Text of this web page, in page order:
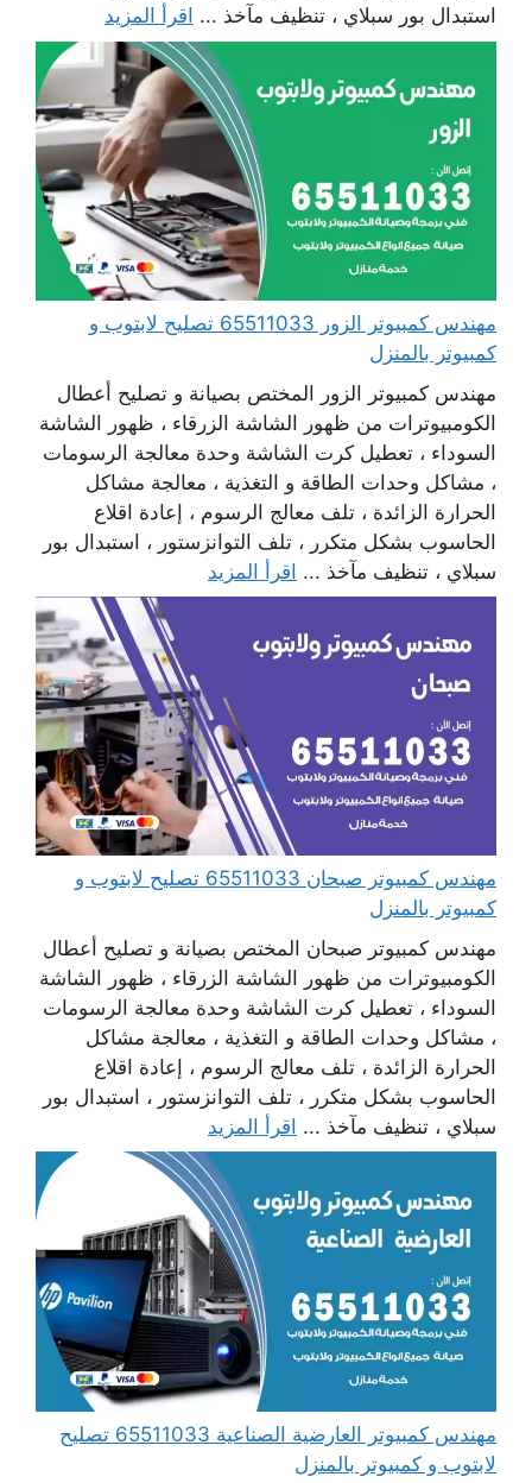
استبدال بور سبلاي ، تنظيف مآخذ ... اقرأ المزيد
مهندس كمبيوتر الزور 65511033 تصليح لابتوب و
كمبيوتر بالمنزل
مهندس كمبيوتر الزور المختص بصيانة و تصليح أعطال
الكومبيوترات من ظهور الشاشة الزرقاء ، ظهور الشاشة
السوداء ، تعطيل كرت الشاشة وحدة معالجة الرسومات
، مشاكل وحدات الطاقة و التغذية ، معالجة مشاكل
الحرارة الزائدة ، تلف معالج الرسوم ، إعادة اقلاع
الحاسوب بشكل متكرر ، تلف التوانزستور ، استبدال بور
سبلاي ، تنظيف مآخذ ... اقرأ المزيد
مهندس كمبيوتر صبحان 65511033 تصليح لابتوب و
كمبيوتر بالمنزل
مهندس كمبيوتر صبحان المختص بصيانة و تصليح أعطال
الكومبيوترات من ظهور الشاشة الزرقاء ، ظهور الشاشة
السوداء ، تعطيل كرت الشاشة وحدة معالجة الرسومات
، مشاكل وحدات الطاقة و التغذية ، معالجة مشاكل
الحرارة الزائدة ، تلف معالج الرسوم ، إعادة اقلاع
الحاسوب بشكل متكرر ، تلف التوانزستور ، استبدال بور
سبلاي ، تنظيف مآخذ ... اقرأ المزيد
مهندس كمبيوتر العارضية الصناعية 65511033 تصليح
لابتوب و كمبيوتر بالمنزل